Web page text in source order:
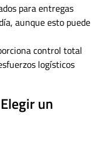
para entregas
aunque esto puede
control total
logísticos
un